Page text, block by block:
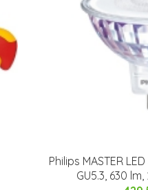
Philips MASTER
GU5.3, 630